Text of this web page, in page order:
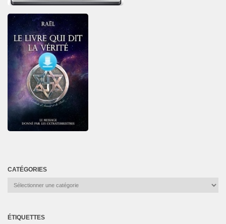
CATÉGORIES
Catégories
ÉTIQUETTES